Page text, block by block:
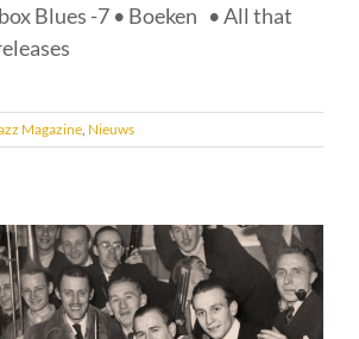
Blues -7 • Boeken • All that
Magazine Nieuws